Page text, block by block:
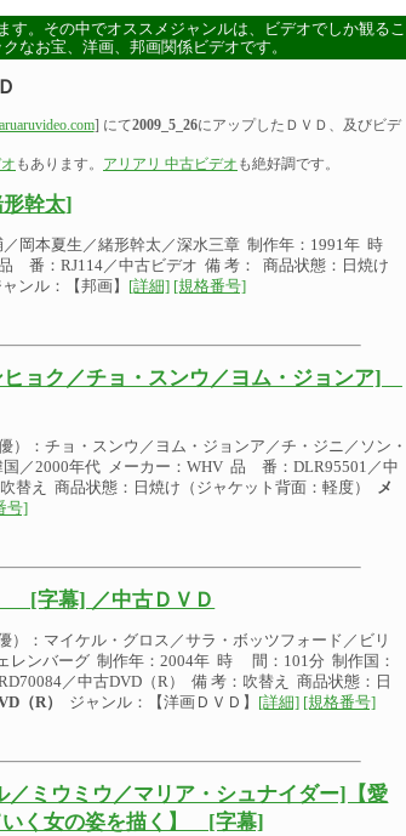
。その中でオススメジャンルは、ビデオでしか観るこ
なお宝、洋画、邦画関係ビデオです。
] にて2009_5_26にアップしたＤＶＤ、及びビデ
もあります。 アリアリ 中古ビデオ も絶好調です。
幹太]
岡本夏生／緒形幹太／深水三章 制作年：1991年 時
番：RJ114／中古ビデオ 備 考： 商品状態：日焼け
ンル：【邦画】 [詳細] [規格番号]
ク／チョ・スンウ／ヨム・ジョンア]
：チョ・スンウ／ヨム・ジョンア／チ・ジニ／ソン・
／2000年代 メーカー：WHV 品 番：DLR95501／中
え 商品状態：日焼け（ジャケット背面：軽度）
メ
号]
[字幕] ／中古ＤＶＤ
：マイケル・グロス／サラ・ボッツフォード／ビリ
レンバーグ 制作年：2004年 時 間：101分 制作国：
／中古DVD（R） 備 考：吹替え 商品状態：日
（R） ジャンル：【洋画ＤＶＤ】 [詳細] [規格番号]
ミウミウ／マリア・シュナイダー]【愛
いく女の姿を描く】 [字幕]